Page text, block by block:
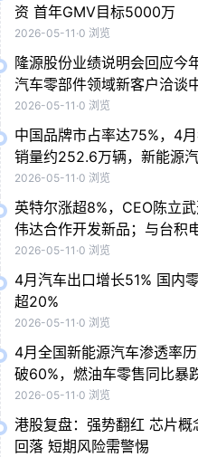
资 首年GMV目标5000万
2026-05-11 ·0 浏览
隆源股份业绩说明会回应今
汽车零部件领域新客户洽谈
2026-05-11 ·0 浏览
中国品牌市占率达75%，4
销量约252.6万辆，新能源
贡献度近五成
2026-05-11 ·0 浏览
英特尔涨超8%，CEO陈立
伟达合作开发新品；与台积
片企业，索尼涨近7%；抗病
普涨，Moderna涨7.9%
2026-05-11 ·0 浏览
4月汽车出口增长51% 国内
超20%
2026-05-11 ·0 浏览
4月全国新能源汽车渗透率
破60%，燃油车零售同比暴
2026-05-11 ·0 浏览
港股复盘：强势翻红 芯片概
回落 短期风险需警惕